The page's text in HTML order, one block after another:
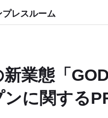
レスルーム
業態「
に関する